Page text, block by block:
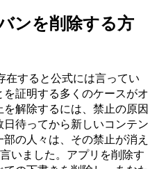
ンを削除する方
すると公式には言ってい
証明する多くのケースがオ
解除するには、禁止の原因
待ってから新しいコンテン
の人々は、その禁止が消え
いました。アプリを削除す